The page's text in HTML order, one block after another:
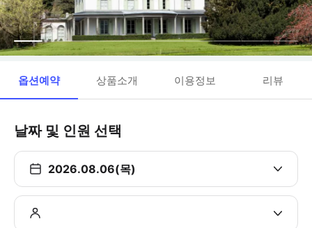
옵션예약 상품소개 이용정보 리뷰
날짜 및 인원 선택
2026.08.06(목)